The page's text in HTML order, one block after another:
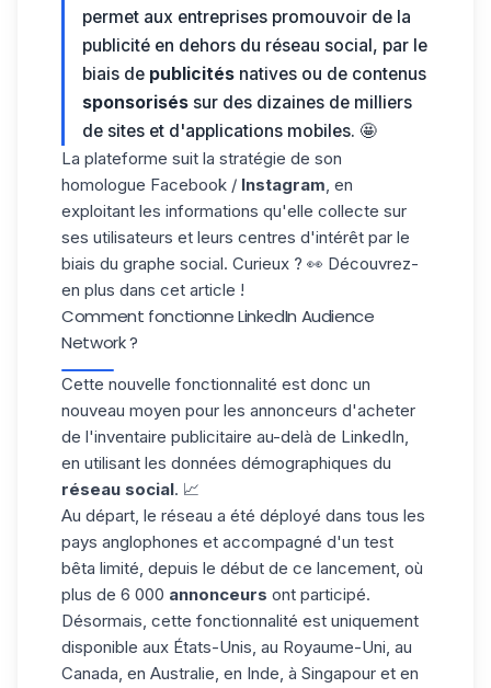
permet aux entreprises promouvoir de la
publicité en dehors du réseau social, par le
biais de publicités natives ou de contenus
sponsorisés sur des dizaines de milliers
de sites et d'applications mobiles. 🤩
La plateforme suit la stratégie de son
homologue Facebook / Instagram, en
exploitant les informations qu'elle collecte sur
ses utilisateurs et leurs centres d'intérêt par le
biais du graphe social. Curieux ? 👀 Découvrez-
en plus dans cet article !
Comment fonctionne LinkedIn Audience
Network ?
Cette nouvelle fonctionnalité est donc un
nouveau moyen pour les annonceurs d'acheter
de l'inventaire publicitaire au-delà de LinkedIn,
en utilisant les données démographiques du
réseau social. 📈
Au départ, le réseau a été déployé dans tous les
pays anglophones et accompagné d'un test
bêta limité, depuis le début de ce lancement, où
plus de 6 000 annonceurs ont participé.
Désormais, cette fonctionnalité est uniquement
disponible aux États-Unis, au Royaume-Uni, au
Canada, en Australie, en Inde, à Singapour et en